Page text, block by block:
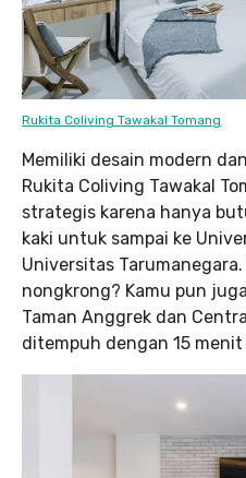
Rukita Coliving Tawakal Tomang
Memiliki desain modern
Rukita Coliving Tawakal
strategis karena hanya
kaki untuk sampai ke
Universitas
nongkrong? Kamu pun
Taman Anggrek dan
ditempuh dengan 15 menit